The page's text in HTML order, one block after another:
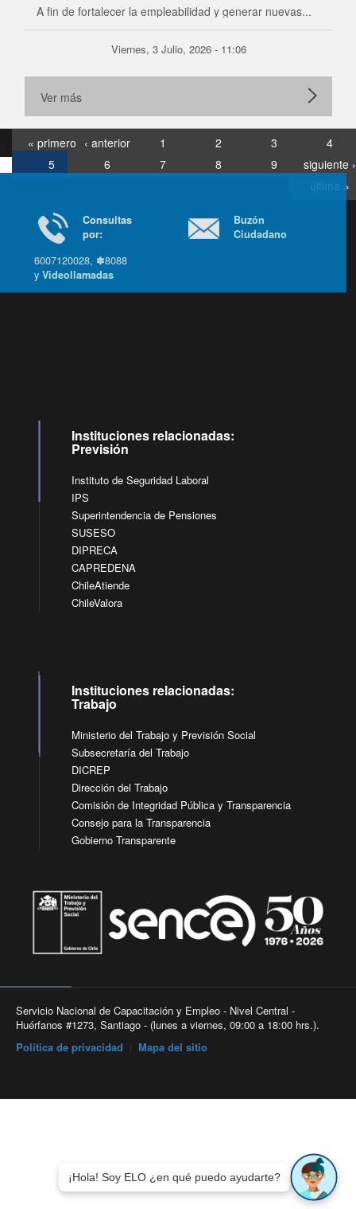
A fin de fortalecer la empleabilidad y generar nuevas...
Viernes, 3 Julio, 2026 - 11:06
Ver más
« primero ‹ anterior 1 2 3
4
5
6 7 8 9
siguiente ›
última »
Consultas
por:
6007120028, ✽8088
yVideollamadas
Buzón
Ciudadano
Instituciones relacionadas:
Previsión
Instituto de Seguridad Laboral
IPS
Superintendencia de Pensiones
SUSESO
DIPRECA
CAPREDENA
ChileAtiende
ChileValora
Instituciones relacionadas:
Trabajo
Ministerio del Trabajo y Previsión Social
Subsecretaría del Trabajo
DICREP
Dirección del Trabajo
Comisión de Integridad Pública y Transparencia
Consejo para la Transparencia
Gobierno Transparente
Servicio Nacional de Capacitación y Empleo - Nivel Central -
Huérfanos #1273, Santiago - (lunes a viernes, 09:00 a 18:00 hrs.).
Política de privacidad
Mapa del sitio
¡Hola! Soy ELO ¿en qué puedo ayudarte?